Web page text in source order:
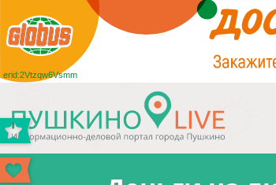
erid:2Vtzqw6Vsmm